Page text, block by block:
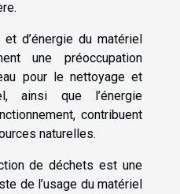
et d’énergie du matériel
une préoccupation
pour le nettoyage et
ainsi que l’énergie
contribuent
naturelles.
de déchets est une
de l’usage du matériel